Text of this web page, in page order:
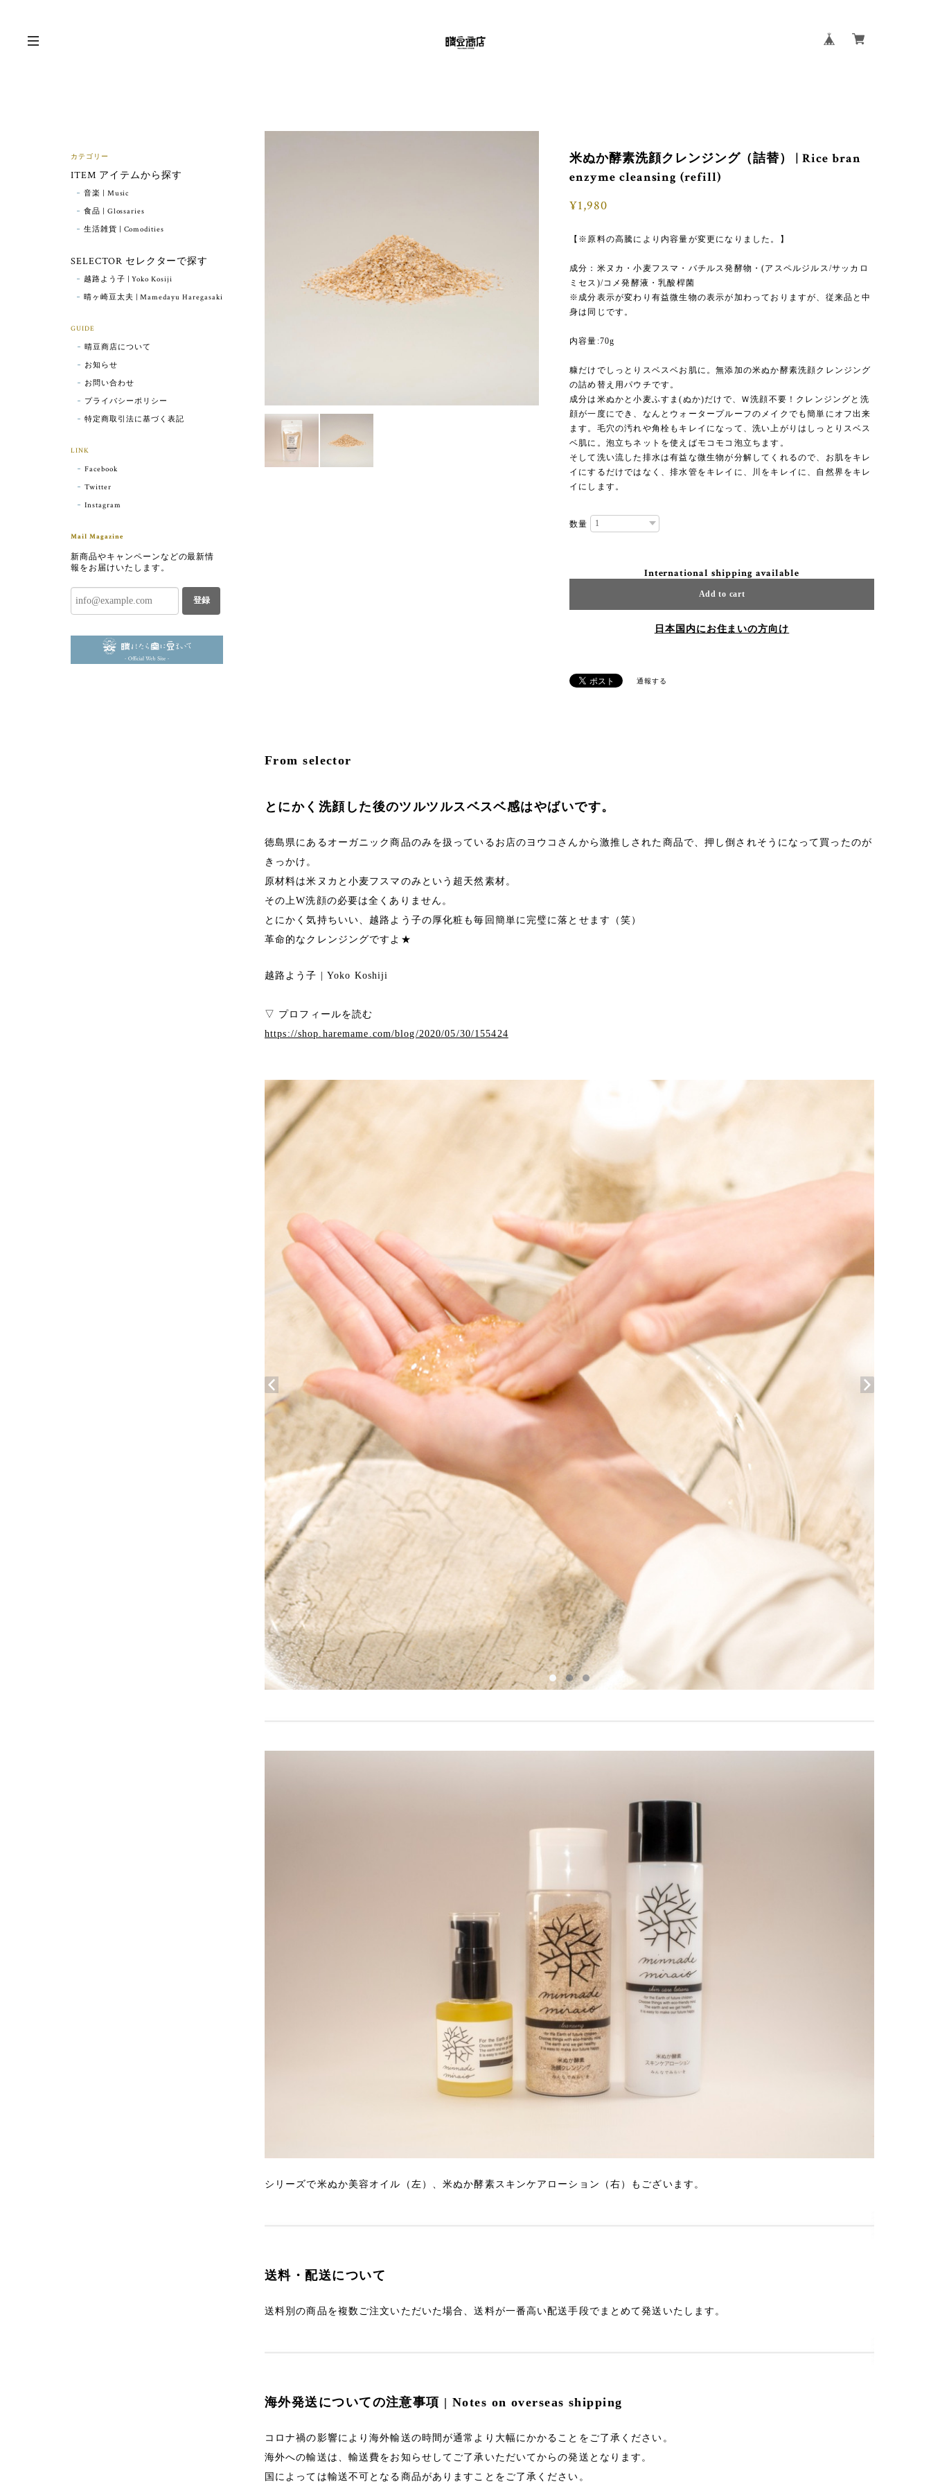
米ぬか酵素洗顔クレンジング（詰替） | Rice bran
enzyme cleansing (refill)
¥1,980
【※原料の高騰により内容量が変更になりました。】
成分：米ヌカ・小麦フスマ・バチルス発酵物・(アスペルジルス/サッカロ
ミセス)/コメ発酵液・乳酸桿菌
※成分表示が変わり有益微生物の表示が加わっておりますが、従来品と中
身は同じです。
内容量:70g
糠だけでしっとりスベスベお肌に。無添加の米ぬか酵素洗顔クレンジング
の詰め替え用パウチです。
成分は米ぬかと小麦ふすま(ぬか)だけで、Ｗ洗顔不要！クレンジングと洗
顔が一度にでき、なんとウォータープルーフのメイクでも簡単にオフ出来
ます。毛穴の汚れや角栓もキレイになって、洗い上がりはしっとりスベス
ベ肌に。泡立ちネットを使えばモコモコ泡立ちます。
そして洗い流した排水は有益な微生物が分解してくれるので、お肌をキレ
イにするだけではなく、排水管をキレイに、川をキレイに、自然界をキレ
イにします。
数量
International shipping available
Add to cart
日本国内にお住まいの方向け
通報する
From selector
とにかく洗顔した後のツルツルスベスベ感はやばいです。
徳島県にあるオーガニック商品のみを扱っているお店のヨウコさんから激推しされた商品で、押し倒されそうになって買ったのが
きっかけ。
原材料は米ヌカと小麦フスマのみという超天然素材。
その上W洗顔の必要は全くありません。
とにかく気持ちいい、越路よう子の厚化粧も毎回簡単に完璧に落とせます（笑）
革命的なクレンジングですよ★
越路よう子 | Yoko Koshiji
▽ プロフィールを読む
https://shop.haremame.com/blog/2020/05/30/155424
シリーズで米ぬか美容オイル（左）、米ぬか酵素スキンケアローション（右）もございます。
送料・配送について
送料別の商品を複数ご注文いただいた場合、送料が一番高い配送手段でまとめて発送いたします。
海外発送についての注意事項 | Notes on overseas shipping
コロナ禍の影響により海外輸送の時間が通常より大幅にかかることをご了承ください。
海外への輸送は、輸送費をお知らせしてご了承いただいてからの発送となります。
国によっては輸送不可となる商品がありますことをご了承ください。
カテゴリー
ITEM アイテムから探す
音楽 | Music
食品 | Glossaries
生活雑貨 | Comodities
SELECTOR セレクターで探す
越路よう子 | Yoko Kosiji
晴ヶ崎豆太夫 | Mamedayu Haregasaki
GUIDE
晴豆商店について
お知らせ
お問い合わせ
プライバシーポリシー
特定商取引法に基づく表記
LINK
Facebook
Twitter
Instagram
Mail Magazine
新商品やキャンペーンなどの最新情
報をお届けいたします。
登録